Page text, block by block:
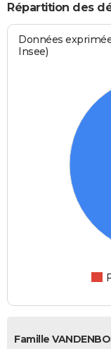
Répartition des
Données
Insee)
Famille